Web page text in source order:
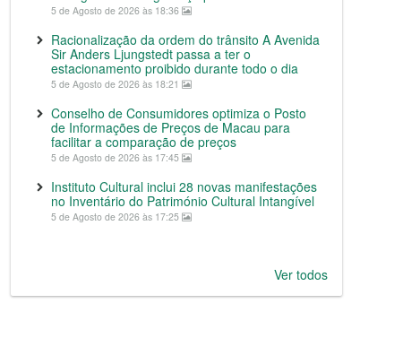
5 de Agosto de 2026 às 18:36
Racionalização da ordem do trânsito A Avenida
Sir Anders Ljungstedt passa a ter o
estacionamento proibido durante todo o dia
5 de Agosto de 2026 às 18:21
Conselho de Consumidores optimiza o Posto
de Informações de Preços de Macau para
facilitar a comparação de preços
5 de Agosto de 2026 às 17:45
Instituto Cultural inclui 28 novas manifestações
no Inventário do Património Cultural Intangível
5 de Agosto de 2026 às 17:25
Ver todos